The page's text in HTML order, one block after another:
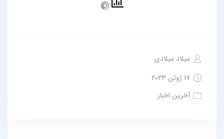
میلاد میلادی
17 ژوئن 2023
آخرین اخبار